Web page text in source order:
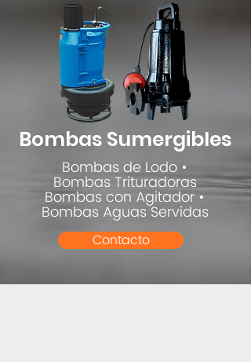
Bombas Sumergibles
Bombas de Lodo •
Bombas Trituradoras
Bombas con Agitador •
Bombas Aguas Servidas
Contacto